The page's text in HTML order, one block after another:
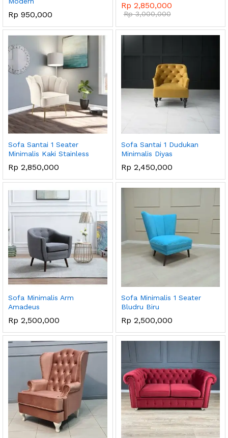
Rp 950,000
Rp 2,850,000
Rp3,000,000
Sofa Santai 1 Seater
Minimalis Kaki Stainless
Rp 2,850,000
Sofa Santai 1 Dudukan
Minimalis Diyas
Rp 2,450,000
Sofa Minimalis Arm
Amadeus
Rp 2,500,000
Sofa Minimalis 1 Seater
Bludru Biru
Rp 2,500,000